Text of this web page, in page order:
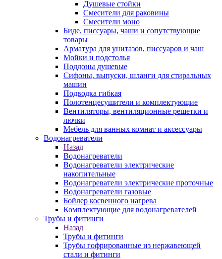
Душевые стойки
Смесители для раковины
Смесители моно
Биде, писсуары, чаши и сопутствующие
товары
Арматура для унитазов, писсуаров и чаш
Мойки и подстолья
Поддоны душевые
Сифоны, выпуски, шланги для стиральных
машин
Подводка гибкая
Полотенцесушители и комплектующие
Вентиляторы, вентиляционные решетки и
лючки
Мебель для ванных комнат и аксессуары
Водонагреватели
Назад
Водонагреватели
Водонагреватели электрические
накопительные
Водонагреватели электрические проточные
Водонагреватели газовые
Бойлер косвенного нагрева
Комплектующие для водонагревателей
Трубы и фитинги
Назад
Трубы и фитинги
Трубы гофрированные из нержавеющей
стали и фитинги